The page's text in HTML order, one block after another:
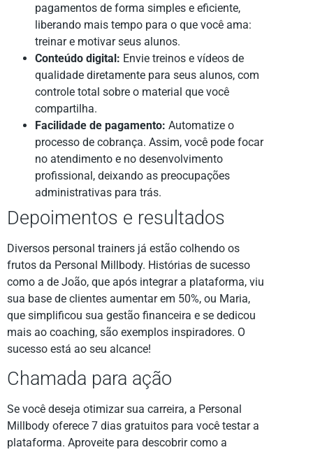
pagamentos de forma simples e eficiente,
liberando mais tempo para o que você ama:
treinar e motivar seus alunos.
Conteúdo digital: Envie treinos e vídeos de
qualidade diretamente para seus alunos, com
controle total sobre o material que você
compartilha.
Facilidade de pagamento: Automatize o
processo de cobrança. Assim, você pode focar
no atendimento e no desenvolvimento
profissional, deixando as preocupações
administrativas para trás.
Depoimentos e resultados
Diversos personal trainers já estão colhendo os
frutos da Personal Millbody. Histórias de sucesso
como a de João, que após integrar a plataforma, viu
sua base de clientes aumentar em 50%, ou Maria,
que simplificou sua gestão financeira e se dedicou
mais ao coaching, são exemplos inspiradores. O
sucesso está ao seu alcance!
Chamada para ação
Se você deseja otimizar sua carreira, a Personal
Millbody oferece 7 dias gratuitos para você testar a
plataforma. Aproveite para descobrir como a